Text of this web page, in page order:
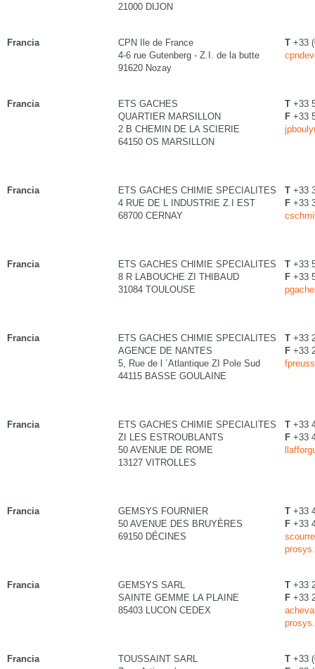
21000 DIJON
Francia
CPN Ile de France
4-6 rue Gutenberg - Z.I. de la butte
91620 Nozay
T +33
Francia
ETS GACHES
QUARTIER MARSILLON
2 B CHEMIN DE LA SCIERIE
64150 OS MARSILLON
T +33
F +33
Francia
ETS GACHES CHIMIE SPECIALITES
4 RUE DE L INDUSTRIE Z.I EST
68700 CERNAY
T +33
F +33
Francia
ETS GACHES CHIMIE SPECIALITES
8 R LABOUCHE ZI THIBAUD
31084 TOULOUSE
T +33
F +33
Francia
ETS GACHES CHIMIE SPECIALITES
AGENCE DE NANTES
5, Rue de l ´Atlantique ZI Pole Sud
44115 BASSE GOULAINE
T +33
F +33
Francia
ETS GACHES CHIMIE SPECIALITES
ZI LES ESTROUBLANTS
50 AVENUE DE ROME
13127 VITROLLES
T +33
F +33
Francia
GEMSYS FOURNIER
50 AVENUE DES BRUYÈRES
69150 DÉCINES
T +33
F +33
Francia
GEMSYS SARL
SAINTE GEMME LA PLAINE
85403 LUCON CEDEX
T +33
F +33
Francia
TOUSSAINT SARL
T +33